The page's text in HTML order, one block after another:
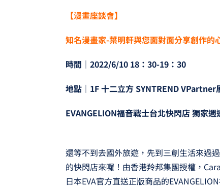
【漫畫座談會】
知名漫畫家-葉明軒與您面對面分享創作的
時間│2022/6/10 18：30-19：30
地點│1F 十二立方 SYNTREND VPartner
EVANGELION福音戰士台北快閃店 獨家
還等不到去國外旅遊，先到三創生活來過
的快閃店來囉！由香港羚邦集團授權，
日本EVA官方直送正版商品的